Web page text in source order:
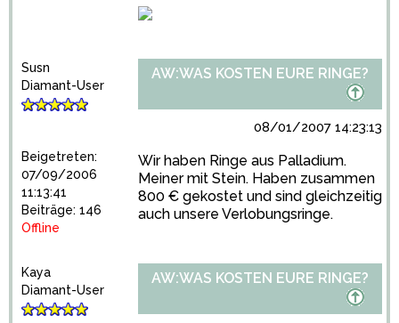
Susn
Diamant-User
Beigetreten:
07/09/2006
11:13:41
Beiträge: 146
Offline
AW:WAS KOSTEN EURE RINGE?
08/01/2007 14:23:13
Wir haben Ringe aus Palladium.
Meiner mit Stein. Haben zusammen
800 € gekostet und sind gleichzeitig
auch unsere Verlobungsringe.
Kaya
Diamant-User
AW:WAS KOSTEN EURE RINGE?